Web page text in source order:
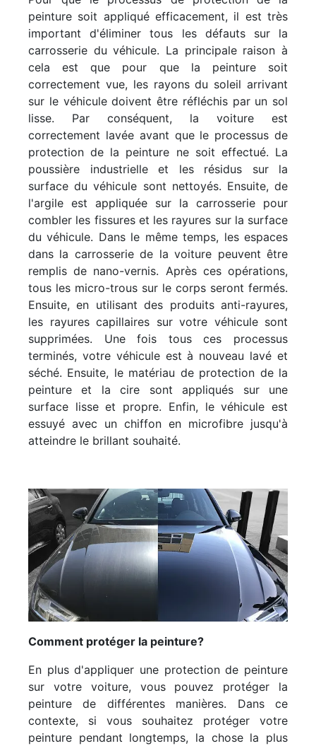
peinture soit appliqué efficacement, il est très
important d'éliminer tous les défauts sur la
carrosserie du véhicule. La principale raison à
cela est que pour que la peinture soit
correctement vue, les rayons du soleil arrivant
sur le véhicule doivent être réfléchis par un sol
lisse. Par conséquent, la voiture est
correctement lavée avant que le processus de
protection de la peinture ne soit effectué. La
poussière industrielle et les résidus sur la
surface du véhicule sont nettoyés. Ensuite, de
l'argile est appliquée sur la carrosserie pour
combler les fissures et les rayures sur la surface
du véhicule. Dans le même temps, les espaces
dans la carrosserie de la voiture peuvent être
remplis de nano-vernis. Après ces opérations,
tous les micro-trous sur le corps seront fermés.
Ensuite, en utilisant des produits anti-rayures,
les rayures capillaires sur votre véhicule sont
supprimées. Une fois tous ces processus
terminés, votre véhicule est à nouveau lavé et
séché. Ensuite, le matériau de protection de la
peinture et la cire sont appliqués sur une
surface lisse et propre. Enfin, le véhicule est
essuyé avec un chiffon en microfibre jusqu'à
atteindre le brillant souhaité.
Comment protéger la peinture?
En plus d'appliquer une protection de peinture
sur votre voiture, vous pouvez protéger la
peinture de différentes manières. Dans ce
contexte, si vous souhaitez protéger votre
peinture pendant longtemps, la chose la plus